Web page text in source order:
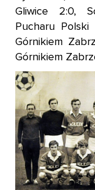
Gliwice 2:0,
Pucharu
Górnikiem
Górnikiem